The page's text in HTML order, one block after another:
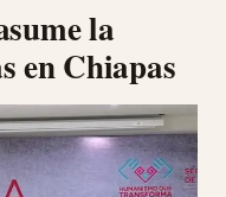
la
en Chiapas